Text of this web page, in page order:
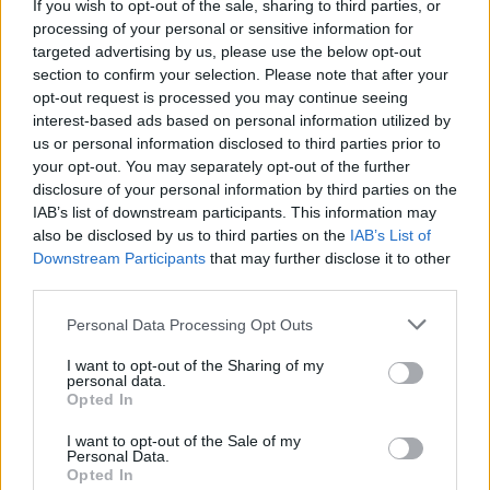
If you wish to opt-out of the sale, sharing to third parties, or
processing of your personal or sensitive information for
targeted advertising by us, please use the below opt-out
section to confirm your selection. Please note that after your
opt-out request is processed you may continue seeing
interest-based ads based on personal information utilized by
us or personal information disclosed to third parties prior to
your opt-out. You may separately opt-out of the further
disclosure of your personal information by third parties on the
IAB’s list of downstream participants. This information may
also be disclosed by us to third parties on the IAB’s List of
Downstream Participants that may further disclose it to other
Please note that this website/app uses one or more Google
not limited to your visit or usage behaviour. You may click to
grant or deny consent to Google and its third-party tags to
use your data for below specified purposes in below Google
consent section.
Personal Data Processing Opt Outs
I want to opt-out of the Sharing of my
personal data.
Opted In
I want to opt-out of the Sale of my
Personal Data.
Opted In
cela ait déjà été fait. Le registre est réparti entre plusieurs
nœuds indépendants, ce qui augmente la sécurité à mesure
que de nouveaux nœuds sont ajoutés au réseau. Même si
un nœud est compromis, les autres ne le feront pas. Mais
les échanges centralisés de Stellar sont souvent piratés !
Prédiction Stellar Lumens: comment acheter?
Stellar crypto, Lumen gagne tous les jours et figure parmi
les 10 premières crypto-monnaies en termes de prix du
marché. Comme la plupart des crypto-monnaies, XLM a
des étapes similaires pour acheter. Voici les étapes pour
Comment acheter des Star Coins »
Trouver un échange de crypto-monnaie avec des pièces
Créer un compte avec Exchange
Vérifier votre identité